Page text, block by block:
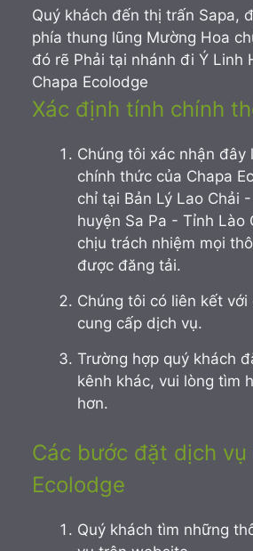
Quý khách đến thị trấn Sapa,
phía thung lũng Mường Hoa
đó rẽ Phải tại nhánh đi Ý Linh
Chapa Ecolodge
Xác định tính chính
Chúng tôi xác nhận đây
chính thức của Chapa
chỉ tại Bản Lý Lao Chải
huyện Sa Pa - Tỉnh Lào
chịu trách nhiệm mọi
được đăng tải.
Chúng tôi có liên kết
cung cấp dịch vụ.
Trường hợp quý khách
kênh khác, vui lòng tìm
hơn.
Các bước đặt dịch vụ
Ecolodge
Quý khách tìm những